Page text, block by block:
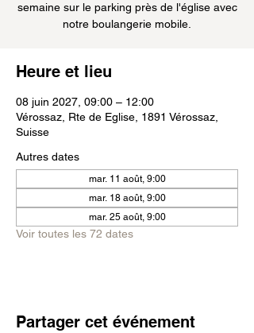
semaine sur le parking près de l'église avec
notre boulangerie mobile.
Heure et lieu
08 juin 2027, 09:00 – 12:00
Vérossaz, Rte de Eglise, 1891 Vérossaz,
Suisse
Autres dates
mar. 11 août, 9:00
mar. 18 août, 9:00
mar. 25 août, 9:00
Voir toutes les 72 dates
Partager cet événement